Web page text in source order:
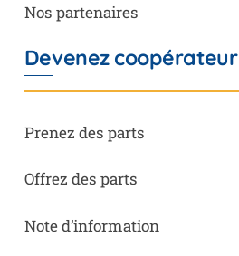
Nos partenaires
Devenez coopérateur
Prenez des parts
Offrez des parts
Note d’information